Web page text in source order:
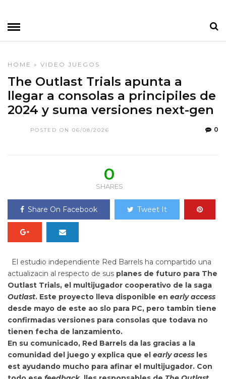
HOME » VIDEO JUEGOS
The Outlast Trials apunta a
llegar a consolas a principiles de
2024 y suma versiones next-gen
POSTED ON 06/08/2026 0
0
SHARES
Share On Facebook Tweet It
El estudio independiente Red Barrels ha compartido una
actualizacin al respecto de sus planes de futuro para The
Outlast Trials, el multijugador cooperativo de la saga
Outlast. Este proyecto lleva disponible en early access
desde mayo de este ao slo para PC, pero tambin tiene
confirmadas versiones para consolas que todava no
tienen fecha de lanzamiento.
En su comunicado, Red Barrels da las gracias a la
comunidad del juego y explica que el early acess les
est ayudando mucho para afinar el multijugador. Con